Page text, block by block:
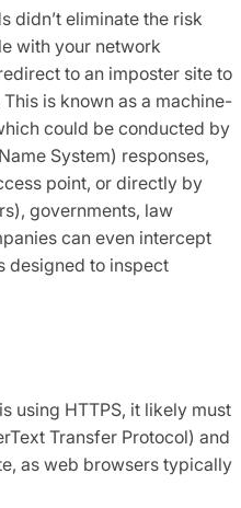
didn’t eliminate the risk
with your network
to an imposter site to
is known as a machine-
could be conducted by
System) responses,
point, or directly by
governments, law
can even intercept
designed to inspect
using HTTPS, it likely must
Transfer Protocol) and
as web browsers typically